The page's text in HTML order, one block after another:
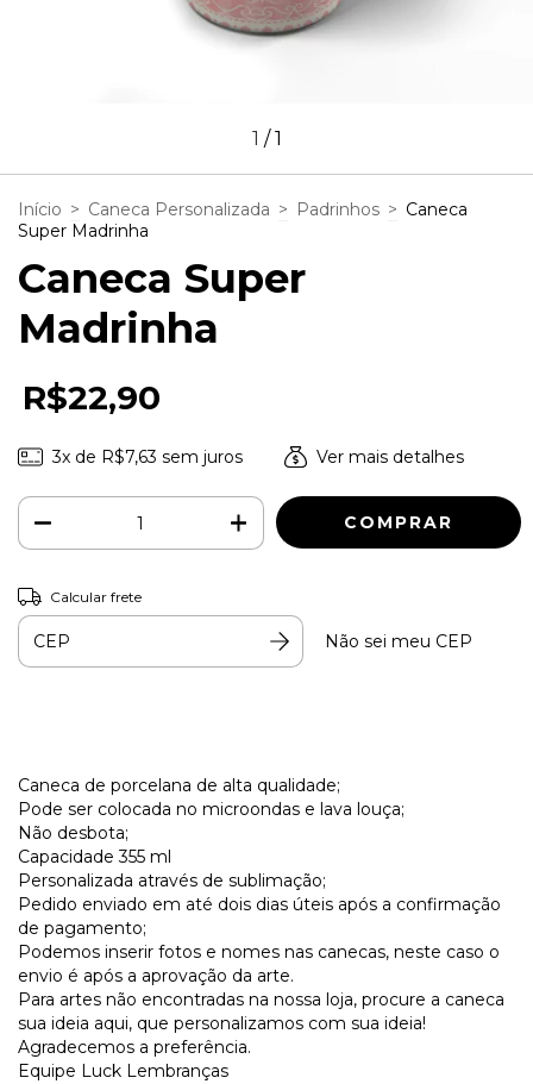
1 /1
Início > Caneca Personalizada > Padrinhos > Caneca
Super Madrinha
Caneca Super
Madrinha
R$22,90
3x de R$7,63 sem juros Ver mais detalhes
Calcular frete
Não sei meu CEP
Caneca de porcelana de alta qualidade;
Pode ser colocada no microondas e lava louça;
Não desbota;
Capacidade 355 ml
Personalizada através de sublimação;
Pedido enviado em até dois dias úteis após a confirmação
de pagamento;
Podemos inserir fotos e nomes nas canecas, neste caso o
envio é após a aprovação da arte.
Para artes não encontradas na nossa loja, procure a caneca
sua ideia aqui, que personalizamos com sua ideia!
Agradecemos a preferência.
Equipe Luck Lembranças